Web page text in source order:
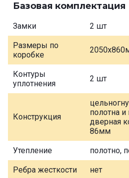
Базовая комплектация
Замки 2 шт
Размеры по
коробке
Контуры
уплотнения
2 шт
Конструкция
полотна
дверная
86мм
Утепление полотно,
Ребра жесткости нет